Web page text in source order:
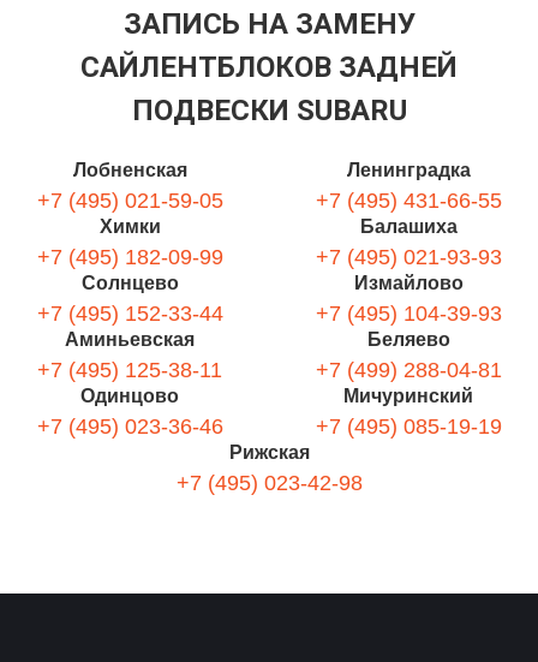
ЗАПИСЬ НА ЗАМЕНУ
САЙЛЕНТБЛОКОВ ЗАДНЕЙ
ПОДВЕСКИ SUBARU
Лобненская
+7 (495) 021-59-05
Ленинградка
+7 (495) 431-66-55
Химки
+7 (495) 182-09-99
Балашиха
+7 (495) 021-93-93
Солнцево
+7 (495) 152-33-44
Измайлово
+7 (495) 104-39-93
Аминьевская
+7 (495) 125-38-11
Беляево
+7 (499) 288-04-81
Одинцово
+7 (495) 023-36-46
Мичуринский
+7 (495) 085-19-19
Рижская
+7 (495) 023-42-98